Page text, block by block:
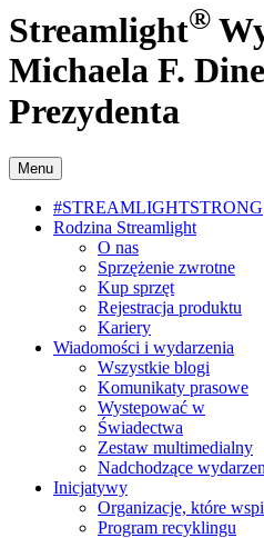
Streamlight®
Michaela F.
Prezydenta
Menu
#STREAMLIGHTSTRONG
Rodzina Streamlight
O nas
Sprzężenie zwrotne
Kup sprzęt
Rejestracja produktu
Kariery
Wiadomości i wydarzenia
Wszystkie blogi
Komunikaty prasowe
Wystepować w
Świadectwa
Zestaw multimedialny
Nadchodzące
Inicjatywy
Organizacje, które
Program recyklingu